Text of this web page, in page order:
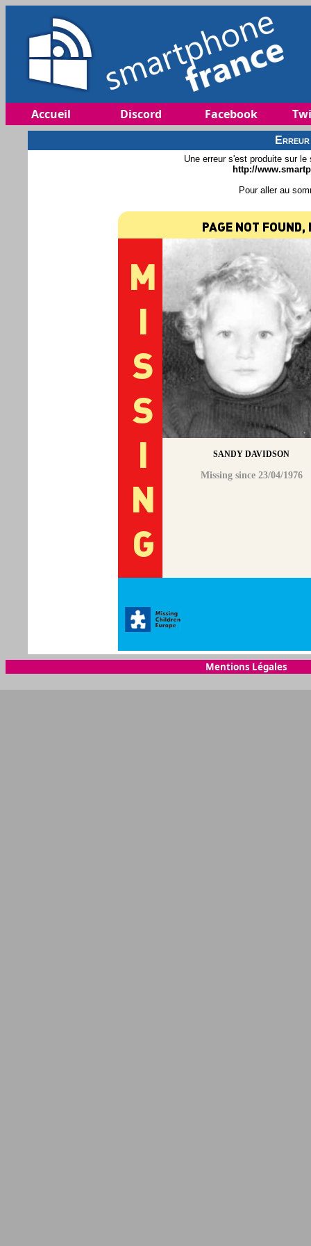
Accueil Discord Facebook
Erreur
Une erreur s'est produite sur
http://
Pour aller au
Mentions Légales